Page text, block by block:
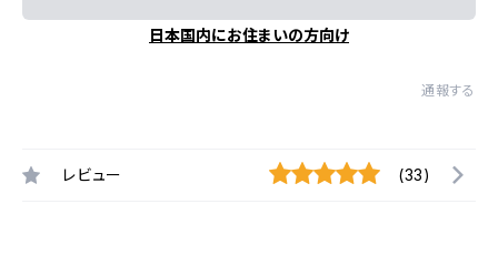
日本国内にお住まいの方向け
通報する
レビュー (33)